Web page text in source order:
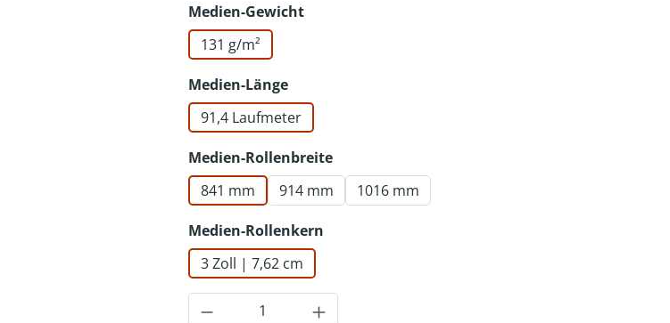
Medien-Gewichtauswählen
131 g/m²
Medien-Längeauswählen
91,4 Laufmeter
Medien-Rollenbreiteauswählen
841 mm
914 mm 1016 mm
Medien-Rollenkernauswählen
3 Zoll | 7,62 cm
Produkt Anzahl: Gib den gewünschten Wert